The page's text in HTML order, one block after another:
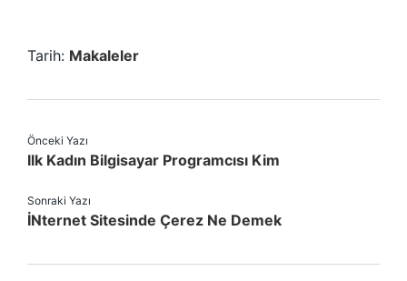
Tarih: Makaleler
Önceki Yazı
Ilk Kadın Bilgisayar Programcısı Kim
Sonraki Yazı
İNternet Sitesinde Çerez Ne Demek